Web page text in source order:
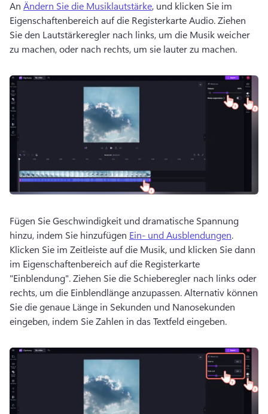
An Ändern Sie die Musiklautstärke, und klicken Sie im
Eigenschaftenbereich auf die Registerkarte Audio. Ziehen
Sie den Lautstärkeregler nach links, um die Musik weicher
zu machen, oder nach rechts, um sie lauter zu machen.
Fügen Sie Geschwindigkeit und dramatische Spannung
hinzu, indem Sie hinzufügen Ein- und Ausblendungen
Klicken Sie im Zeitleiste auf die Musik, und klicken Sie dann
im Eigenschaftenbereich auf die Registerkarte
"Einblendung". Ziehen Sie die Schieberegler nach links oder
rechts, um die Einblendlänge anzupassen. Alternativ können
Sie die genaue Länge in Sekunden und Nanosekunden
eingeben, indem Sie Zahlen in das Textfeld eingeben.